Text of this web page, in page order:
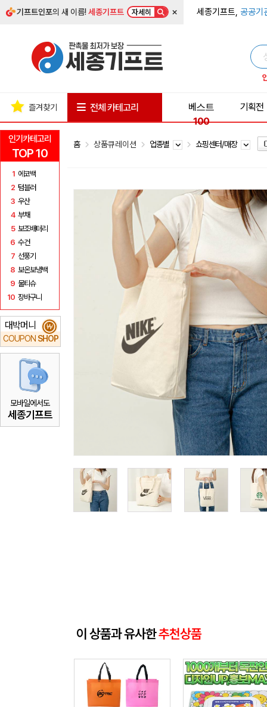
기프트인포의 새 이름!세종기프트 자세히 × 세종기프트, 공공기
인기카테고리
TOP 10
1 에코백
2 텀블러
3 우산
4 부채
5 보조배터리
6 수건
7 선풍기
8 보온보냉백
9 물티슈
10 장바구니
대박머니
COUPON SHOP
₩
모바일에서도
세종기프트
즐겨찾기 전체 카테고리
베스트
100
기획전
홈 상품큐레이션 업종별 쇼핑센터/매장
이 상품과 유사한추천상품